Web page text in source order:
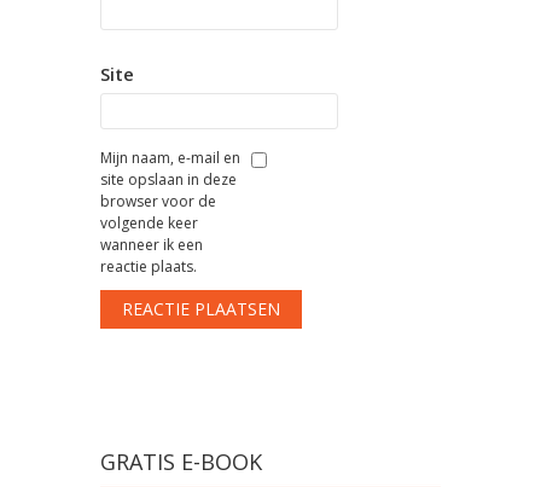
Site
Mijn naam, e-mail en
site opslaan in deze
browser voor de
volgende keer
wanneer ik een
reactie plaats.
GRATIS E-BOOK